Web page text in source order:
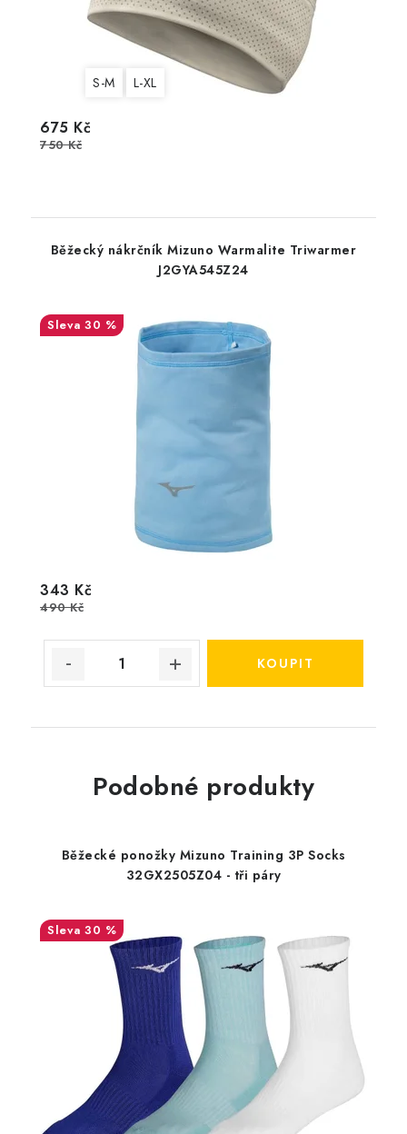
S-M L-XL
675 Kč
750 Kč
Běžecký nákrčník Mizuno Warmalite Triwarmer
J2GYA545Z24
30 %
343 Kč
490 Kč
Podobné produkty
Běžecké ponožky Mizuno Training 3P Socks
32GX2505Z04 - tři páry
30 %